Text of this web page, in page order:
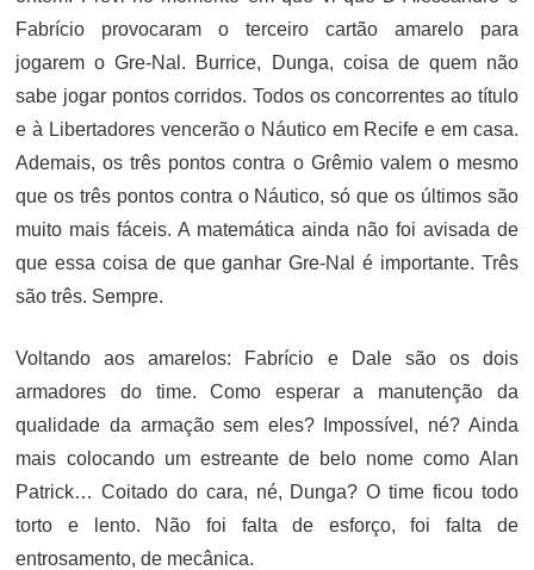
Fabrício provocaram o terceiro cartão amarelo para
jogarem o Gre-Nal. Burrice, Dunga, coisa de quem não
sabe jogar pontos corridos. Todos os concorrentes ao título
e à Libertadores vencerão o Náutico em Recife e em casa.
Ademais, os três pontos contra o Grêmio valem o mesmo
que os três pontos contra o Náutico, só que os últimos são
muito mais fáceis. A matemática ainda não foi avisada de
que essa coisa de que ganhar Gre-Nal é importante. Três
são três. Sempre.
Voltando aos amarelos: Fabrício e Dale são os dois
armadores do time. Como esperar a manutenção da
qualidade da armação sem eles? Impossível, né? Ainda
mais colocando um estreante de belo nome como Alan
Patrick… Coitado do cara, né, Dunga? O time ficou todo
torto e lento. Não foi falta de esforço, foi falta de
entrosamento, de mecânica.